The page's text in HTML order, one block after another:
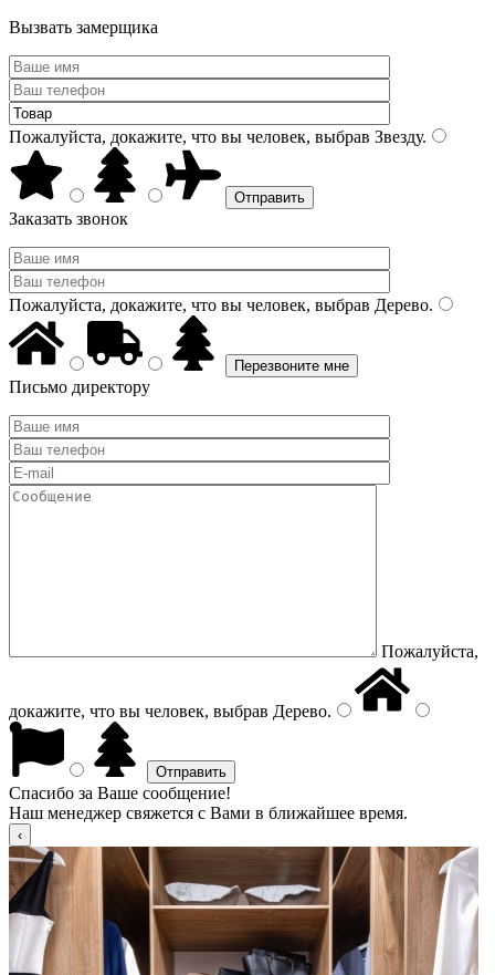
Вызвать замерщика
Пожалуйста, докажите, что вы человек, выбрав Звезду.
Заказать звонок
Пожалуйста, докажите, что вы человек, выбрав Дерево.
Письмо директору
Пожалуйста,
докажите, что вы человек, выбрав Дерево.
Спасибо за Ваше сообщение!
Наш менеджер свяжется с Вами в ближайшее время.